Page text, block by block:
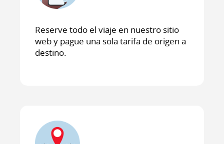
Reserve todo el viaje en nuestro sitio
web y pague una sola tarifa de origen a
destino.